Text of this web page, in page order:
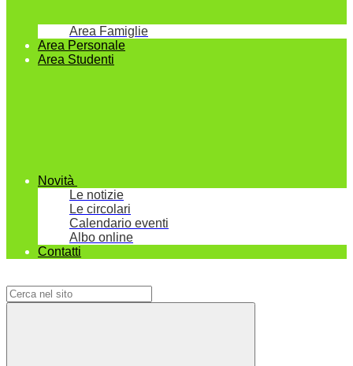
Area Famiglie
Area Personale
Area Studenti
Novità
Le notizie
Le circolari
Calendario eventi
Albo online
Contatti